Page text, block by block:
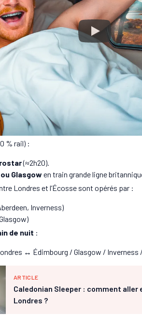
% rail) :
(≈2h20).
Glasgow en train grande ligne
Londres et l’Écosse sont opérés par :
Inverness)
de nuit :
↔ Édimbourg / Glasgow / Inverness
ARTICLE
Caledonian Sleeper : comment aller
Londres ?